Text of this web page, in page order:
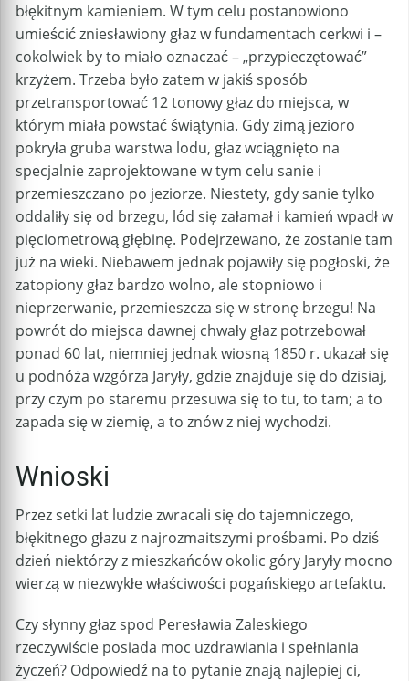
błękitnym kamieniem. W tym celu postanowiono
umieścić zniesławiony głaz w fundamentach cerkwi i –
cokolwiek by to miało oznaczać – „przypieczętować”
krzyżem. Trzeba było zatem w jakiś sposób
przetransportować 12 tonowy głaz do miejsca, w
którym miała powstać świątynia. Gdy zimą jezioro
pokryła gruba warstwa lodu, głaz wciągnięto na
specjalnie zaprojektowane w tym celu sanie i
przemieszczano po jeziorze. Niestety, gdy sanie tylko
oddaliły się od brzegu, lód się załamał i kamień wpadł w
pięciometrową głębinę. Podejrzewano, że zostanie tam
już na wieki. Niebawem jednak pojawiły się pogłoski, że
zatopiony głaz bardzo wolno, ale stopniowo i
nieprzerwanie, przemieszcza się w stronę brzegu! Na
powrót do miejsca dawnej chwały głaz potrzebował
ponad 60 lat, niemniej jednak wiosną 1850 r. ukazał się
u podnóża wzgórza Jaryły, gdzie znajduje się do dzisiaj,
przy czym po staremu przesuwa się to tu, to tam; a to
zapada się w ziemię, a to znów z niej wychodzi.
Wnioski
Przez setki lat ludzie zwracali się do tajemniczego,
błękitnego głazu z najrozmaitszymi prośbami. Po dziś
dzień niektórzy z mieszkańców okolic góry Jaryły mocno
wierzą w niezwykłe właściwości pogańskiego artefaktu.
Czy słynny głaz spod Peresławia Zaleskiego
rzeczywiście posiada moc uzdrawiania i spełniania
życzeń? Odpowiedź na to pytanie znają najlepiej ci,